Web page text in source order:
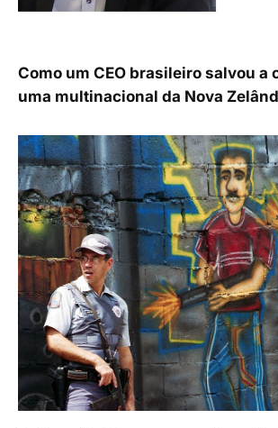
Como um CEO brasileiro salvou a
uma multinacional da Nova